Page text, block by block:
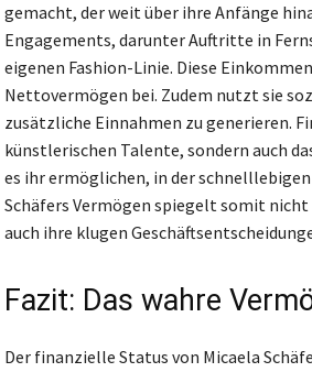
gemacht, der weit über ihre Anfänge
Engagements, darunter Auftritte in
eigenen Fashion-Linie. Diese
Nettovermögen bei. Zudem nutzt sie
zusätzliche Einnahmen zu generieren.
künstlerischen Talente, sondern auch
es ihr ermöglichen, in der
Schäfers Vermögen spiegelt somit
auch ihre klugen
Fazit: Das wahre
Der finanzielle Status von Micaela